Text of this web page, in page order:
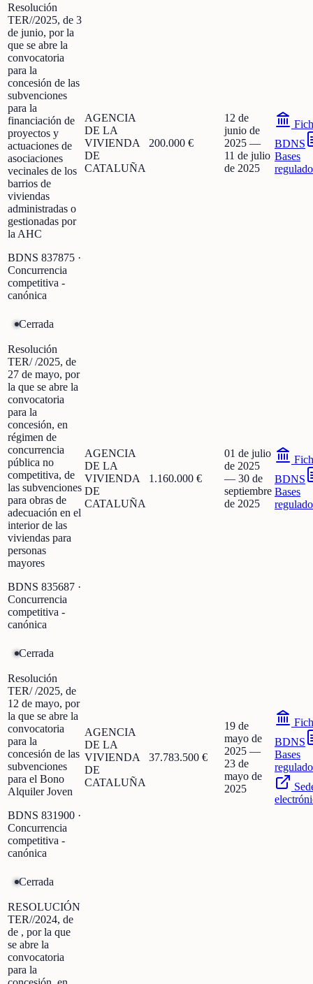
Resolución
TER//2025, de 3
de junio, por la
que se abre la
convocatoria
para la
concesión de las
subvenciones
para la
financiación de
proyectos y
actuaciones de
asociaciones
vecinales de los
barrios de
viviendas
administradas o
gestionadas por
la AHC
BDNS 837875 ·
Concurrencia
competitiva -
canónica
AGENCIA
DE LA
VIVIENDA
DE
CATALUÑA
200.000 €
12 de
junio de
2025 —
11 de julio
de 2025
BDNS
Bases
Cerrada
Resolución
TER/ /2025, de
27 de mayo, por
la que se abre la
convocatoria
para la
concesión, en
régimen de
concurrencia
pública no
competitiva, de
las subvenciones
para obras de
adecuación en el
interior de las
viviendas para
personas
mayores
BDNS 835687 ·
Concurrencia
competitiva -
canónica
AGENCIA
DE LA
VIVIENDA
DE
CATALUÑA
1.160.000 €
01 de julio
de 2025
— 30 de
septiembre
de 2025
BDNS
Bases
Cerrada
Resolución
TER/ /2025, de
12 de mayo, por
la que se abre la
convocatoria
para la
concesión de las
subvenciones
para el Bono
Alquiler Joven
BDNS 831900 ·
Concurrencia
competitiva -
canónica
AGENCIA
DE LA
VIVIENDA
DE
CATALUÑA
37.783.500 €
19 de
mayo de
2025 —
23 de
mayo de
2025
BDNS
Bases
Cerrada
RESOLUCIÓN
TER//2024, de
de , por la que
se abre la
convocatoria
para la